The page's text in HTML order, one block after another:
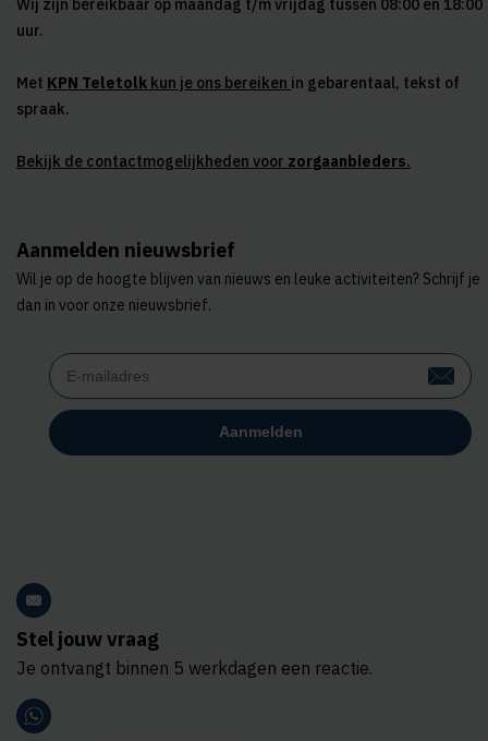
Wij zijn bereikbaar op maandag t/m vrijdag tussen 08:00 en 18:00
uur.
Met KPN Teletolk kun je ons bereiken in gebarentaal, tekst of
spraak.
Bekijk de contactmogelijkheden voor zorgaanbieders.
Aanmelden nieuwsbrief
Wil je op de hoogte blijven van nieuws en leuke activiteiten? Schrijf je
dan in voor onze nieuwsbrief.
Stel jouw vraag
Je ontvangt binnen 5 werkdagen een reactie.